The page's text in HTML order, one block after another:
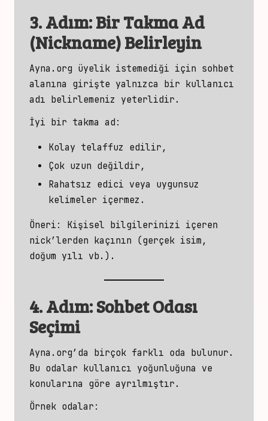
3. Adım: Bir Takma Ad
(Nickname) Belirleyin
Ayna.org üyelik istemediği için sohbet
alanına girişte yalnızca bir kullanıcı
adı belirlemeniz yeterlidir.
İyi bir takma ad:
Kolay telaffuz edilir,
Çok uzun değildir,
Rahatsız edici veya uygunsuz
kelimeler içermez.
Öneri: Kişisel bilgilerinizi içeren
nick’lerden kaçının (gerçek isim,
doğum yılı vb.).
4. Adım: Sohbet Odası
Seçimi
Ayna.org’da birçok farklı oda bulunur.
Bu odalar kullanıcı yoğunluğuna ve
konularına göre ayrılmıştır.
Örnek odalar: